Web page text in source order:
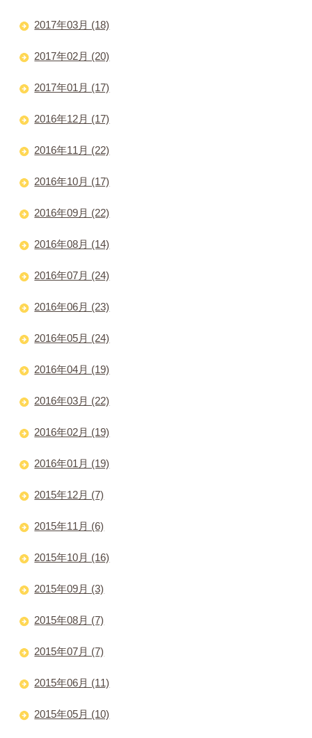
2017年03月 (18)
2017年02月 (20)
2017年01月 (17)
2016年12月 (17)
2016年11月 (22)
2016年10月 (17)
2016年09月 (22)
2016年08月 (14)
2016年07月 (24)
2016年06月 (23)
2016年05月 (24)
2016年04月 (19)
2016年03月 (22)
2016年02月 (19)
2016年01月 (19)
2015年12月 (7)
2015年11月 (6)
2015年10月 (16)
2015年09月 (3)
2015年08月 (7)
2015年07月 (7)
2015年06月 (11)
2015年05月 (10)